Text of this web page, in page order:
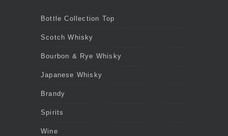
Bottle Collection Top
Scotch Whisky
Bourbon & Rye Whisky
Japanese Whisky
Brandy
Spirits
Wine